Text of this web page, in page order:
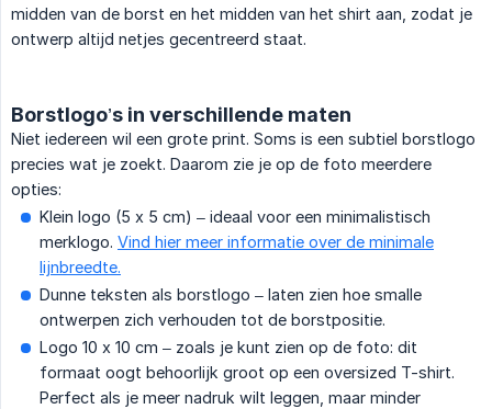
midden van de borst en het midden van het shirt aan, zodat je
ontwerp altijd netjes gecentreerd staat.
Borstlogo’s in verschillende maten
Niet iedereen wil een grote print. Soms is een subtiel borstlogo
precies wat je zoekt. Daarom zie je op de foto meerdere
opties:
Klein logo (5 x 5 cm) – ideaal voor een minimalistisch
merklogo. Vind hier meer informatie over de minimale
lijnbreedte.
Dunne teksten als borstlogo – laten zien hoe smalle
ontwerpen zich verhouden tot de borstpositie.
Logo 10 x 10 cm – zoals je kunt zien op de foto: dit
formaat oogt behoorlijk groot op een oversized T-shirt.
Perfect als je meer nadruk wilt leggen, maar minder